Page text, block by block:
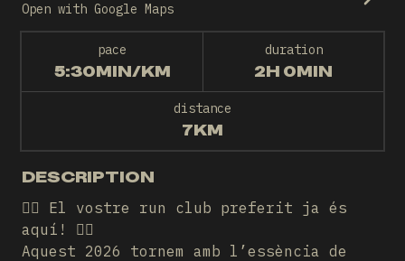
Open with Google Maps
pace
5:30MIN/KM
duration
2H 0MIN
distance
7KM
DESCRIPTION
🏃‍♂️ El vostre run club preferit ja és
aquí! 🏃‍♀️
Aquest 2026 tornem amb l’essència de